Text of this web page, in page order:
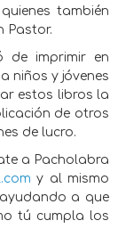
también
Pastor.
de imprimir en
niños y jóvenes
estos libros la
de otros
de lucro.
a Pacholabra
y al mismo
a que
tú cumpla los